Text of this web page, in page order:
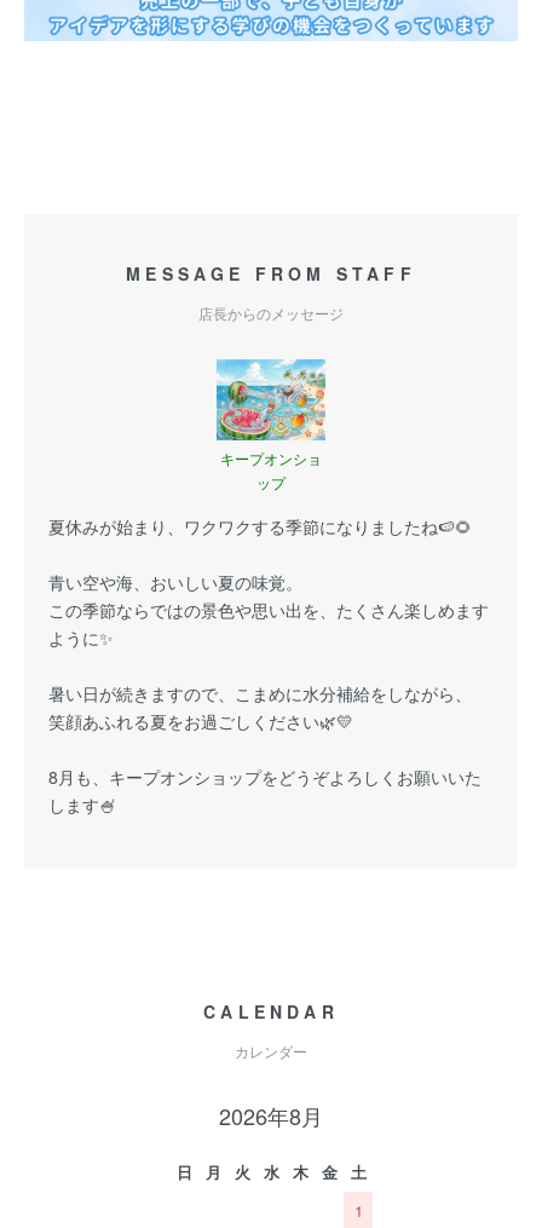
MESSAGE FROM STAFF
店長からのメッセージ
キープオンショ
ップ
夏休みが始まり、ワクワクする季節になりましたね🍉🌻
青い空や海、おいしい夏の味覚。
この季節ならではの景色や思い出を、たくさん楽しめます
ように✨
暑い日が続きますので、こまめに水分補給をしながら、
笑顔あふれる夏をお過ごしください🌿💛
8月も、キープオンショップをどうぞよろしくお願いいた
します🍧
CALENDAR
カレンダー
2026年8月
日 月 火 水 木 金
土
1